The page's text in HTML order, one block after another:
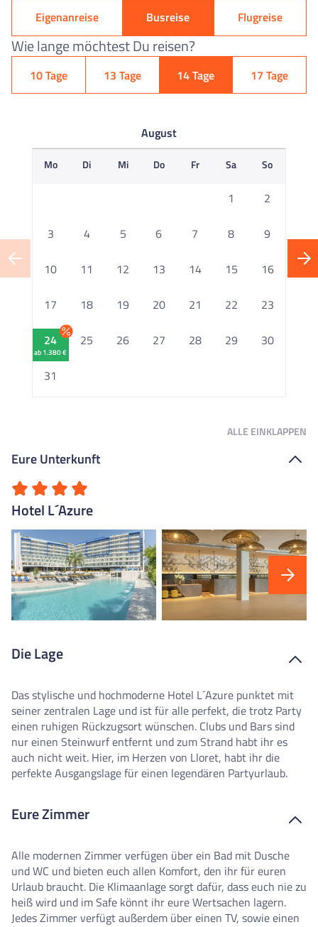
Eigenanreise Busreise Flugreise
Wie lange möchtest Du reisen?
10 Tage 13 Tage 14 Tage 17 Tage
August
Mo Di Mi Do Fr Sa So
1 2
3 4 5 6 7 8 9
10 11 12 13 14 15 16
17 18 19 20 21 22 23
24
ab 1.380 €
25 26 27 28 29 30
31
ALLE EINKLAPPEN
Eure Unterkunft
Hotel L´Azure
Die Lage
Das stylische und hochmoderne Hotel L´Azure punktet mit
seiner zentralen Lage und ist für alle perfekt, die trotz Party
einen ruhigen Rückzugsort wünschen. Clubs und Bars sind
nur einen Steinwurf entfernt und zum Strand habt ihr es
auch nicht weit. Hier, im Herzen von Lloret, habt ihr die
perfekte Ausgangslage für einen legendären Partyurlaub.
Eure Zimmer
Alle modernen Zimmer verfügen über ein Bad mit Dusche
und WC und bieten euch allen Komfort, den ihr für euren
Urlaub braucht. Die Klimaanlage sorgt dafür, dass euch nie zu
heiß wird und im Safe könnt ihr eure Wertsachen lagern.
Jedes Zimmer verfügt außerdem über einen TV, sowie einen